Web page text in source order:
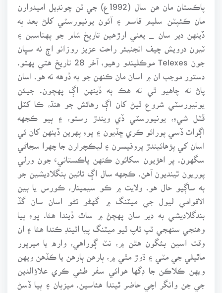
پاڪستان مان هن سال (1992ع) جي ٽن چونڊيل اميدوارن
مان ڪئپٽن سليم قاسم ۽ آئون يونيورسٽي کلڻ بعد ٻه
ڏينهن دير سان _ يعني ارڙهين تاريخ شام جو پهتاسين ۽
ٽيون درويش چيف انجنيئر راحت عزيز روزانو اڄ نه سڀان
جون Telexes موڪليندو رهيو، آخر 28 تاريخ هتي پهتو.
دستور موجب ان ۾ اسان مان ڪنهن جو به ڏوهه نه هو. اسان
پاڻ ته چاهيو ٿي ته هڪ ٻه ڏينهن اڳ پهچون. جيئن
يونيورسٽي شروع ٿيڻ کان اڳ رهائش جو هنڌ، ڪا کٽل
ڦٽل شيءِ، يونيورسٽي ڏي ويندڙ رستو، ۽ ٻيو ڪجهه
اڳواٽ ڏسي پورائو ڪري ڇڏيون ۽ پوءِ پهرين ڏينهن کان ئي
اسان کي پڙهائيندڙ پروفيسرن ۽ ليڪچرارن جا چهرا سڃاڻي
سگهون. پر اهڙيون سکائون ڪنهن پاڪستانيءَ جون ورلي
پوريون ٿينديون آهن. ڪجهه سال اڳ تائين بنگلاديشين جو
به ساڳيو حال هو. ولايت ۾ ڪو سيمينار، ڪورس يا بين
الاقوامي ليول جي ميٽنگ ۾ گهڻو تڻو اسان سان گڏ
بندگلاديشي به دير سان پهچڻ ۾ ساٿ ڏيندا هئا. پوءِ ٻيا
وهنجي سنهجي ٽپ ٽاپ ٿيو ميٽنگ پيا اٽينڊ ڪندا هئا ۽ ان
وقت اسين بئگون هٿن ۾، نٽ ڳوراهي، واره يا ميرپور
ماٿيلي جي مٽي ۽ ڌوڙ مٿي ۾، ٻارهن ٻارهن يا ڪڏهن ويهن
ويهن ڪلاڪن جا ڊگها هوائي سفر طئي ڪري علاؤالدين
جي جن وانگر اچي حاضر ٿيندا هئاسين. ميزبان ۽ ٻيا ڏسڻ